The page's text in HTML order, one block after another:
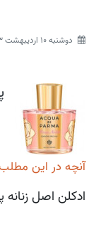
دوشنبه 10 اردیبهشت 1403
آنچه در این
ادکلن اصل زنانه